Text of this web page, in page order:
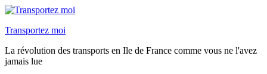
Transportez moi
La révolution des transports en Ile de France comme vous ne l'avez
jamais lue